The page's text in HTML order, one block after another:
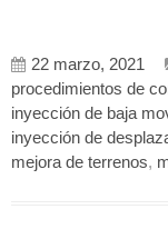
22 marzo, 2021
procedimientos de
inyección de baja
inyección de
mejora de terrenos,